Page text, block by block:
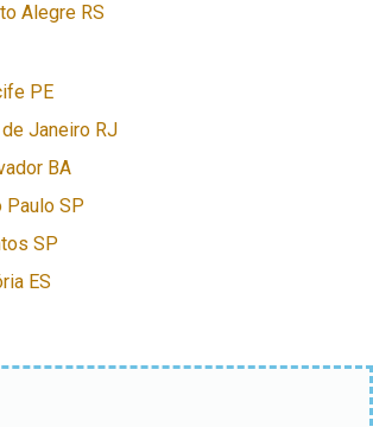
Alegre RS
PE
Janeiro RJ
BA
Paulo SP
SP
ES